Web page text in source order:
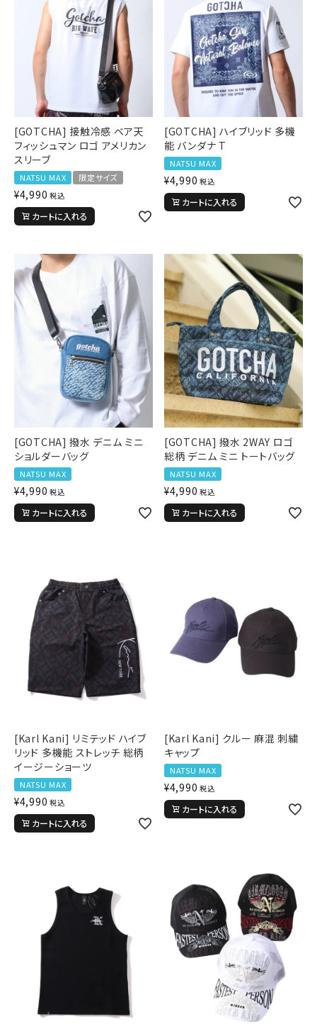
[GOTCHA] 接触冷感 ベア天
フィッシュマン ロゴ アメリカン
スリーブ
NATSU MAX 限定サイズ
¥4,990 税込
カートに入れる
[GOTCHA] ハイブリッド 多機
能 バンダナ T
NATSU MAX
¥4,990 税込
カートに入れる
[GOTCHA] 撥水 デニム ミニ
ショルダーバッグ
NATSU MAX
¥4,990 税込
カートに入れる
[GOTCHA] 撥水 2WAY ロゴ
総柄 デニム ミニ トートバッグ
NATSU MAX
¥4,990 税込
カートに入れる
[Karl Kani] リミテッド ハイブ
リッド 多機能 ストレッチ 総柄
イージーショーツ
NATSU MAX
¥4,990 税込
カートに入れる
[Karl Kani] クルー 麻混 刺繍
キャップ
NATSU MAX
¥4,990 税込
カートに入れる